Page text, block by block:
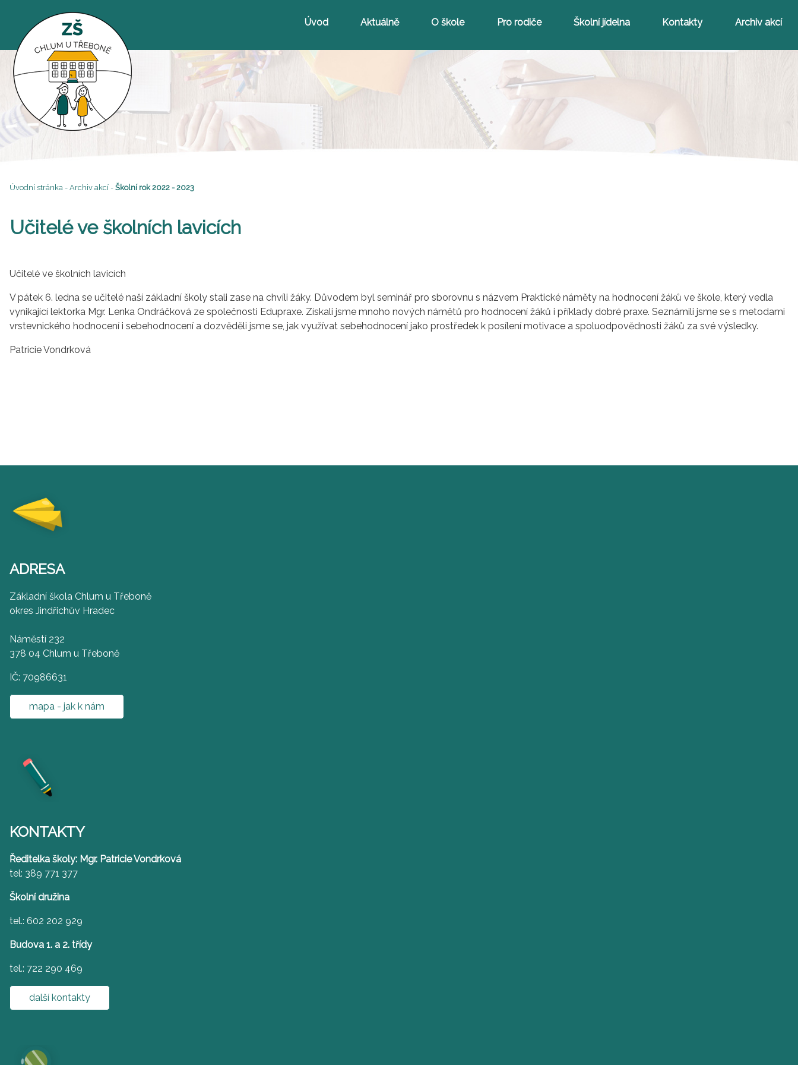
Úvod Aktuálně O škole Pro rodiče Školní jídelna Kontakty Archiv akcí
Úvodní stránka - Archiv akcí - Školní rok 2022 - 2023
Učitelé ve školních lavicích
Učitelé ve školních lavicích
V pátek 6. ledna se učitelé naší základní školy stali zase na chvíli žáky. Důvodem byl seminář pro sborovnu s názvem Praktické náměty na hodnocení žáků ve škole, který vedla
vynikající lektorka Mgr. Lenka Ondráčková ze společnosti Edupraxe. Získali jsme mnoho nových námětů pro hodnocení žáků i příklady dobré praxe. Seznámili jsme se s metodami
vrstevnického hodnocení i sebehodnocení a dozvěděli jsme se, jak využívat sebehodnocení jako prostředek k posílení motivace a spoluodpovědnosti žáků za své výsledky.
Patricie Vondrková
ADRESA
Základní škola Chlum u Třeboně
okres Jindřichův Hradec
Náměstí 232
378 04 Chlum u Třeboně
IČ: 70986631
mapa - jak k nám
KONTAKTY
Ředitelka školy: Mgr. Patricie Vondrková
tel: 389 771 377
Školní družina
tel.: 602 202 929
Budova 1. a 2. třídy
tel.: 722 290 469
další kontakty